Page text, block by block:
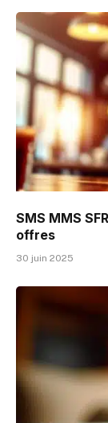
SMS MMS
offres
30 juin 2025